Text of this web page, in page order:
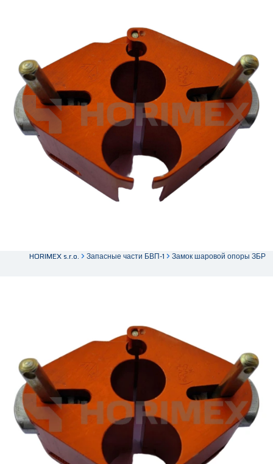
HORIMEX s.r.o. Запасные части БВП-1 Замок шаровой опоры ЗБР